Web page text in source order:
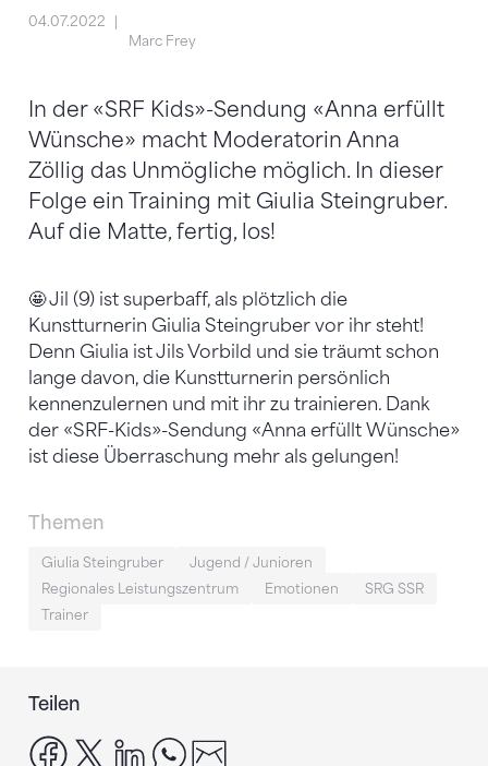
04.07.2022
Marc Frey
In der «SRF Kids»-Sendung «Anna erfüllt
Wünsche» macht Moderatorin Anna
Zöllig das Unmögliche möglich. In dieser
Folge ein Training mit Giulia Steingruber.
Auf die Matte, fertig, los!
🤩 Jil (9) ist superbaff, als plötzlich die
Kunstturnerin Giulia Steingruber vor ihr steht!
Denn Giulia ist Jils Vorbild und sie träumt schon
lange davon, die Kunstturnerin persönlich
kennenzulernen und mit ihr zu trainieren. Dank
der «SRF-Kids»-Sendung «Anna erfüllt Wünsche»
ist diese Überraschung mehr als gelungen!
Themen
Giulia Steingruber
Jugend / Junioren
Regionales Leistungszentrum
Emotionen
SRG SSR
Trainer
Teilen
facebook
x linkedinwhatsapp